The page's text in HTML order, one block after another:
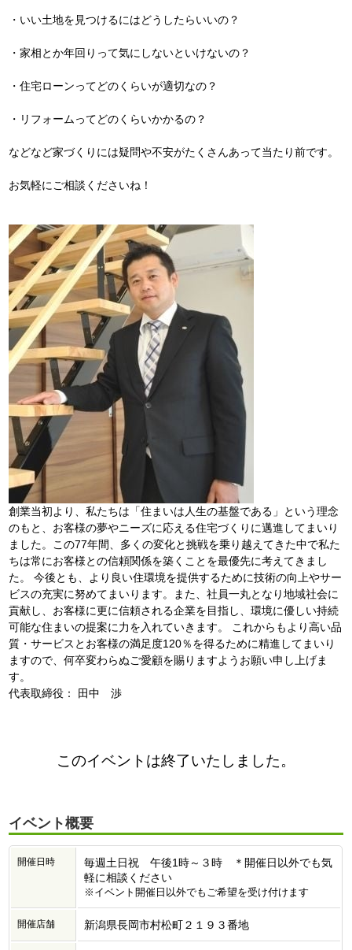
・いい土地を見つけるにはどうしたらいいの？
・家相とか年回りって気にしないといけないの？
・住宅ローンってどのくらいが適切なの？
・リフォームってどのくらいかかるの？
などなど家づくりには疑問や不安がたくさんあって当たり前です。
お気軽にご相談くださいね！
創業当初より、私たちは「住まいは人生の基盤である」という理念
のもと、お客様の夢やニーズに応える住宅づくりに邁進してまいり
ました。この77年間、多くの変化と挑戦を乗り越えてきた中で私た
ちは常にお客様との信頼関係を築くことを最優先に考えてきまし
た。 今後とも、より良い住環境を提供するために技術の向上やサー
ビスの充実に努めてまいります。また、社員一丸となり地域社会に
貢献し、お客様に更に信頼される企業を目指し、環境に優しい持続
可能な住まいの提案に力を入れていきます。 これからもより高い品
質・サービスとお客様の満足度120％を得るために精進してまいり
ますので、何卒変わらぬご愛顧を賜りますようお願い申し上げま
す。
代表取締役： 田中 渉
このイベントは終了いたしました。
イベント概要
開催日時
毎週土日祝 午後1時～３時 ＊開催日以外でも気
軽に相談ください
※イベント開催日以外でもご希望を受け付けます
開催店舗 新潟県長岡市村松町２１９３番地